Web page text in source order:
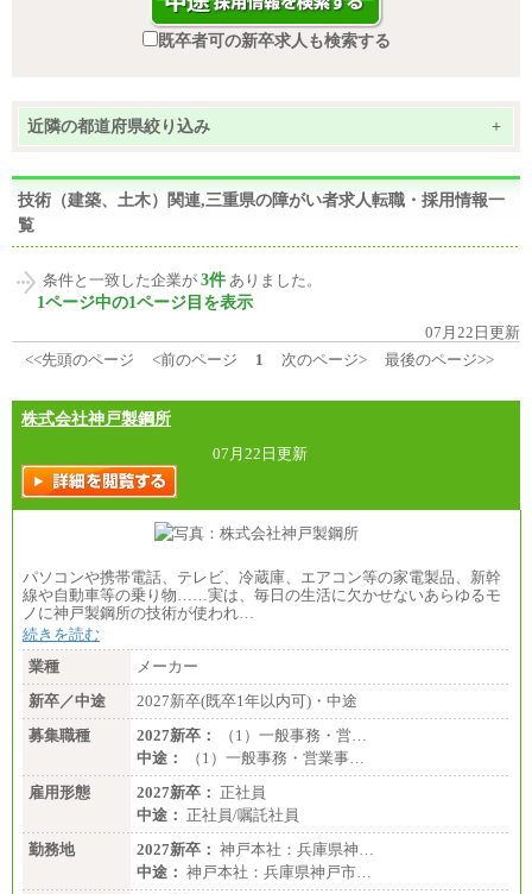
既卒者可の新卒求人も検索する
近隣の都道府県絞り込み +
技術（建築、土木）関連,三重県の障がい者求人転職・採用情報一
覧
条件と一致した企業が 3件 ありました。
1ページ中の1ページ目を表示
07月22日更新
<<先頭のページ
<前のページ 1 次のページ> 最後のページ>>
株式会社神戸製鋼所
07月22日更新
パソコンや携帯電話、テレビ、冷蔵庫、エアコン等の家電製品、新幹
線や自動車等の乗り物……実は、毎日の生活に欠かせないあらゆるモ
ノに神戸製鋼所の技術が使われ…
続きを読む
業種
メーカー
新卒／中途
2027新卒(既卒1年以内可)・中途
募集職種
2027新卒：
（1）一般事務・営…
中途：
（1）一般事務・営業事…
雇用形態
2027新卒： 正社員
中途： 正社員/嘱託社員
勤務地
2027新卒： 神戸本社：兵庫県神…
中途： 神戸本社：兵庫県神戸市…